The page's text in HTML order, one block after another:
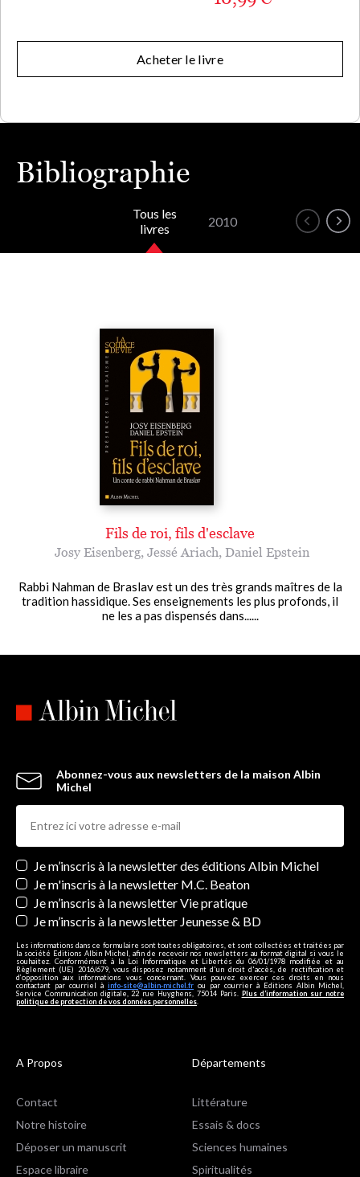
Acheter le livre
Bibliographie
Tous les
livres
2010
Fils de roi, fils d'esclave
Josy Eisenberg, Jessé Ariach, Daniel Epstein
Rabbi Nahman de Braslav est un des très grands maîtres de la
tradition hassidique. Ses enseignements les plus profonds, il
ne les a pas dispensés dans......
Abonnez-vous aux newsletters de la maison Albin
Michel
Newsletters
Je m’inscris à la newsletter des éditions Albin Michel
Je m'inscris à la newsletter M.C. Beaton
Je m’inscris à la newsletter Vie pratique
Je m’inscris à la newsletter Jeunesse & BD
Les informations dans ce formulaire sont toutes obligatoires, et sont collectées et traitées par
la société Editions Albin Michel, afin de recevoir nos newsletters au format digital si vous le
souhaitez. Conformément à la Loi Informatique et Libertés du 06/01/1978 modifiée et au
Règlement (UE) 2016/679, vous disposez notamment d'un droit d'accès, de rectification et
d’opposition aux informations vous concernant. Vous pouvez exercer ces droits en nous
contactant par courriel à info-site@albin-michel.fr ou par courrier à Editions Albin Michel,
Service Communication digitale, 22 rue Huyghens, 75014 Paris. Plus d’information sur notre
politique de protection de vos données personnelles
A Propos
Contact
Notre histoire
Déposer un manuscrit
Espace libraire
Départements
Littérature
Essais & docs
Sciences humaines
Spiritualités